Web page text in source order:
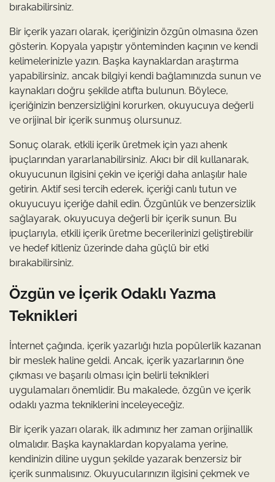
bırakabilirsiniz.
Bir içerik yazarı olarak, içeriğinizin özgün olmasına özen
gösterin. Kopyala yapıştır yönteminden kaçının ve kendi
kelimelerinizle yazın. Başka kaynaklardan araştırma
yapabilirsiniz, ancak bilgiyi kendi bağlamınızda sunun ve
kaynakları doğru şekilde atıfta bulunun. Böylece,
içeriğinizin benzersizliğini korurken, okuyucuya değerli
ve orijinal bir içerik sunmuş olursunuz.
Sonuç olarak, etkili içerik üretmek için yazı ahenk
ipuçlarından yararlanabilirsiniz. Akıcı bir dil kullanarak,
okuyucunun ilgisini çekin ve içeriği daha anlaşılır hale
getirin. Aktif sesi tercih ederek, içeriği canlı tutun ve
okuyucuyu içeriğe dahil edin. Özgünlük ve benzersizlik
sağlayarak, okuyucuya değerli bir içerik sunun. Bu
ipuçlarıyla, etkili içerik üretme becerilerinizi geliştirebilir
ve hedef kitleniz üzerinde daha güçlü bir etki
bırakabilirsiniz.
Özgün ve İçerik Odaklı Yazma
Teknikleri
İnternet çağında, içerik yazarlığı hızla popülerlik kazanan
bir meslek haline geldi. Ancak, içerik yazarlarının öne
çıkması ve başarılı olması için belirli teknikleri
uygulamaları önemlidir. Bu makalede, özgün ve içerik
odaklı yazma tekniklerini inceleyeceğiz.
Bir içerik yazarı olarak, ilk adımınız her zaman orijinallik
olmalıdır. Başka kaynaklardan kopyalama yerine,
kendinizin diline uygun şekilde yazarak benzersiz bir
içerik sunmalısınız. Okuyucularınızın ilgisini çekmek ve